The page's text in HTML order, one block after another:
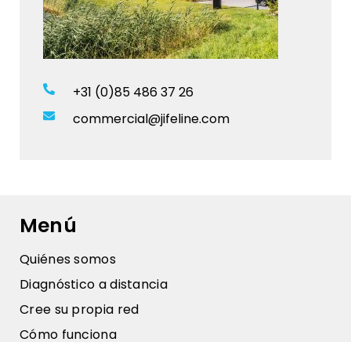
+31 (0)85 486 37 26
commercial@jifeline.com
Menú
Quiénes somos
Diagnóstico a distancia
Cree su propia red
Cómo funciona